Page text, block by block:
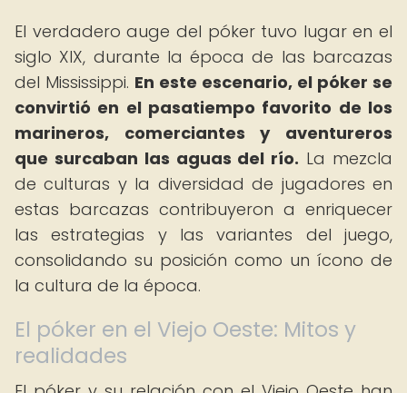
El verdadero auge del póker tuvo lugar en el
siglo XIX, durante la época de las barcazas
del Mississippi. En este escenario, el póker se
convirtió en el pasatiempo favorito de los
marineros, comerciantes y aventureros
que surcaban las aguas del río. La mezcla
de culturas y la diversidad de jugadores en
estas barcazas contribuyeron a enriquecer
las estrategias y las variantes del juego,
consolidando su posición como un ícono de
la cultura de la época.
El póker en el Viejo Oeste: Mitos y
realidades